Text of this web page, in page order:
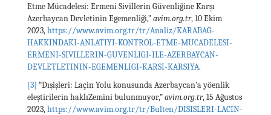
Etme Mücadelesi: Ermeni Sivillerin Güvenliğine Karşı
Azerbaycan Devletinin Egemenliği,”avim.org.tr, 10 Ekim
2023,https://www.avim.org.tr/tr/Analiz/KARABAG-
HAKKINDAKI-ANLATIYI-KONTROL-ETME-MUCADELESI-
ERMENI-SIVILLERIN-GUVENLIGI-ILE-AZERBAYCAN-
DEVLETLETININ-EGEMENLIGI-KARSI-KARSIYA.
[3] “Dışişleri: Laçin Yolu konusunda Azerbaycan’a yöenlik
eleştirilerin haklıZemini bulunmuyor,”avim.org.tr, 15 Ağustos
2023,https://www.avim.org.tr/tr/Bulten/DISISLERI-LACIN-